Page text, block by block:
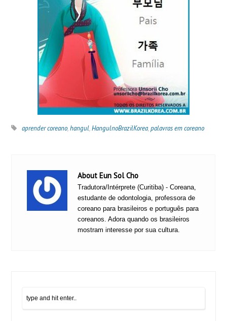
aprender coreano,hangul,HangulnoBrazilKorea,palavras em coreano
About Eun Sol Cho
Tradutora/Intérprete (Curitiba) - Coreana,
estudante de odontologia, professora de
coreano para brasileiros e português para
coreanos. Adora quando os brasileiros
mostram interesse por sua cultura.